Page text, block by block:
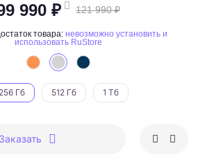
990 ₽ 121 990 ₽
товара: невозможно установить и
использовать RuStore
256 Гб 512 Гб 1 Тб
Заказать